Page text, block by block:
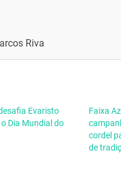
Riva
Evaristo
Dia Mundial do
Faixa
cordel
de